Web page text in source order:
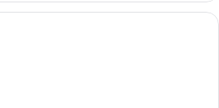
Une chambre moderne avec un